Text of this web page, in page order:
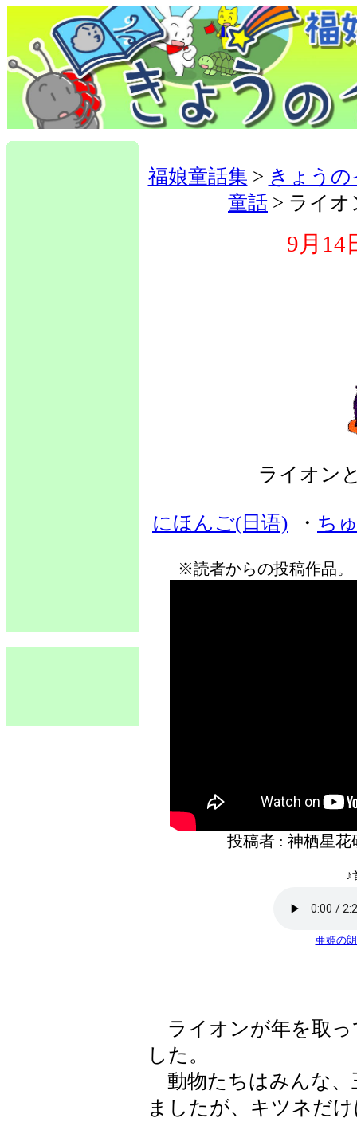
福娘童話集 > きょう
童話 > ライ
9月14
ライオン
にほんご(日语) ・ ち
※読者からの投稿作品
投稿者 : 神栖星
♪
亜姫の
ライオンが年を取っ
した。
動物たちはみんな、
ましたが、キツネだ